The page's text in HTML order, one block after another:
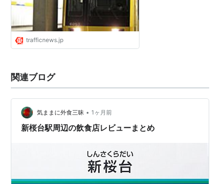
trafficnews.jp
関連ブログ
気ままに外食三昧 • 1ヶ月前
新桜台駅周辺の飲食店レビューまとめ